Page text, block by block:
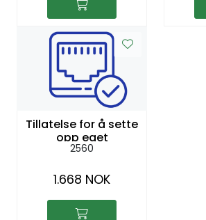
Tillatelse for å sette
opp eget
aksesspunkt
2560
1.668 NOK